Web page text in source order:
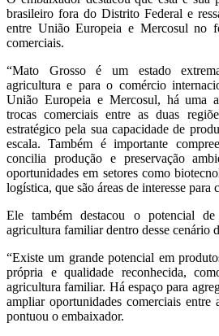
brasileiro fora do Distrito Federal e
entre União Europeia e Mercosul no
comerciais.
“Mato Grosso é um estado
agricultura e para o comércio
União Europeia e Mercosul, há uma
trocas comerciais entre as duas
estratégico pela sua capacidade de
escala. Também é importante
concilia produção e preservação
oportunidades em setores como
logística, que são áreas de interesse para
Ele também destacou o potencial
agricultura familiar dentro desse cenário
“Existe um grande potencial em
própria e qualidade reconhecida,
agricultura familiar. Há espaço para
ampliar oportunidades comerciais entre
pontuou o embaixador.